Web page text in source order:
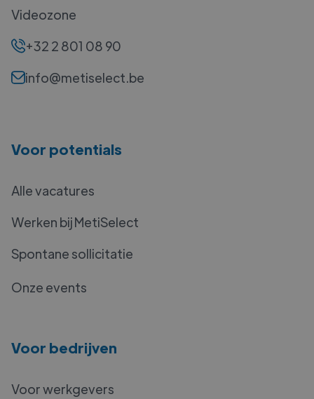
Videozone
+32 2 801 08 90
info@metiselect.be
Voor potentials
Alle vacatures
Werken bij MetiSelect
Spontane sollicitatie
Onze events
Voor bedrijven
Voor werkgevers